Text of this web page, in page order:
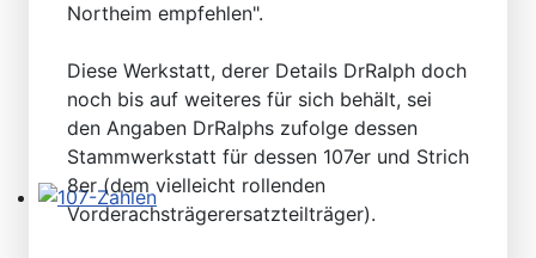
107-Zahlen
Northeim empfehlen".
Diese Werkstatt, derer Details DrRalph doch
noch bis auf weiteres für sich behält, sei
den Angaben DrRalphs zufolge dessen
Stammwerkstatt für dessen 107er und Strich
8er (dem vielleicht rollenden
Vorderachsträgerersatzteilträger).